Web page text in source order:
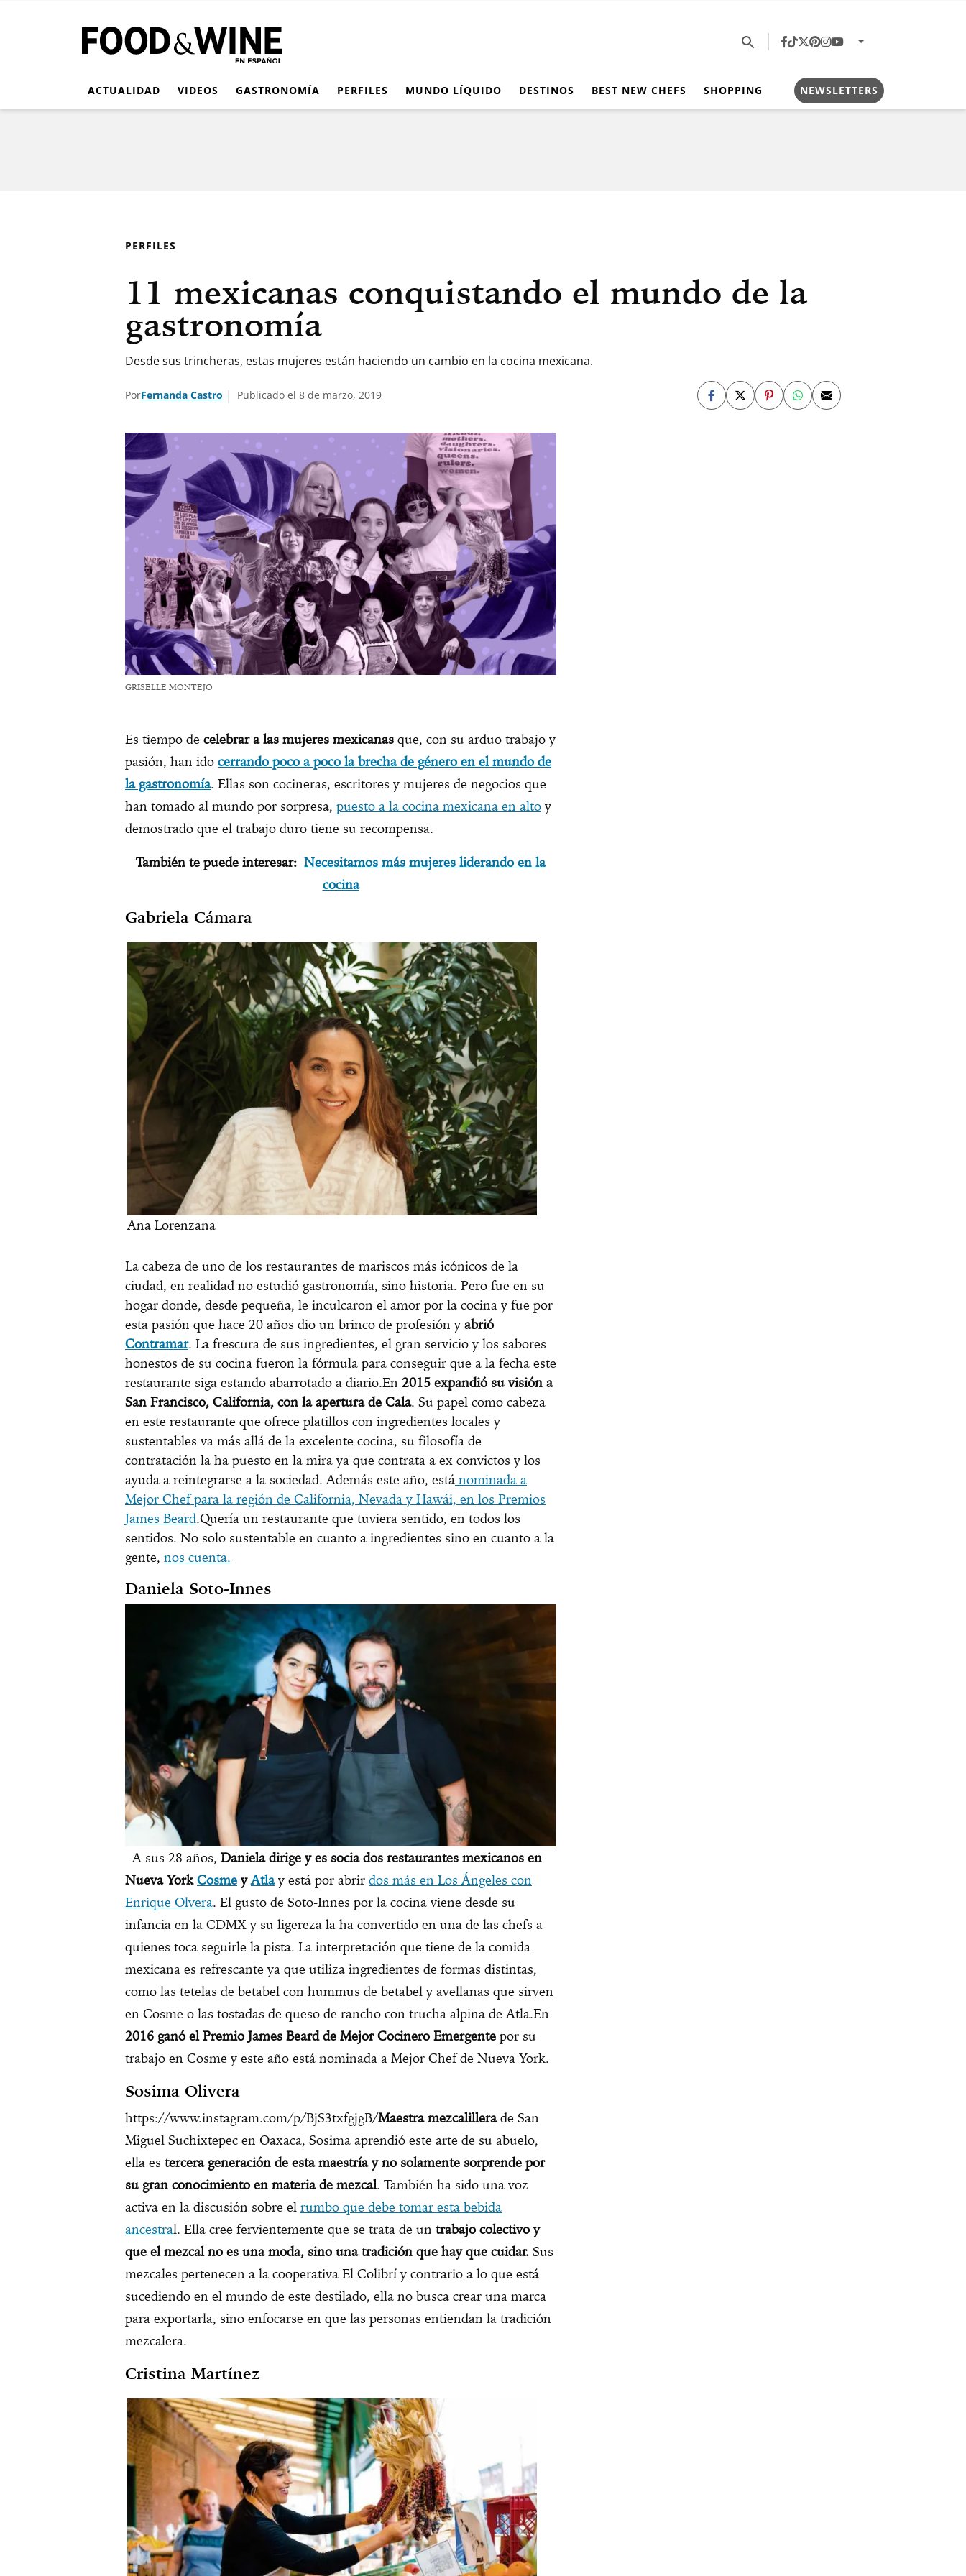
ACTUALIDAD VIDEOS GASTRONOMÍA PERFILES MUNDO LÍQUIDO DESTINOS BEST NEW CHEFS SHOPPING NEWSLETTERS
PERFILES
11 mexicanas conquistando el mundo de la
gastronomía
Desde sus trincheras, estas mujeres están haciendo un cambio en la cocina mexicana.
PorFernanda Castro Publicado el 8 de marzo, 2019
GRISELLE MONTEJO
Es tiempo de celebrar a las mujeres mexicanas que, con su arduo trabajo y
pasión, han ido cerrando poco a poco la brecha de género en el mundo de
la gastronomía. Ellas son cocineras, escritores y mujeres de negocios que
han tomado al mundo por sorpresa, puesto a la cocina mexicana en alto y
demostrado que el trabajo duro tiene su recompensa.
También te puede interesar: Necesitamos más mujeres liderando en la
cocina
Gabriela Cámara
Ana Lorenzana
La cabeza de uno de los restaurantes de mariscos más icónicos de la
ciudad, en realidad no estudió gastronomía, sino historia. Pero fue en su
hogar donde, desde pequeña, le inculcaron el amor por la cocina y fue por
esta pasión que hace 20 años dio un brinco de profesión y abrió
Contramar. La frescura de sus ingredientes, el gran servicio y los sabores
honestos de su cocina fueron la fórmula para conseguir que a la fecha este
restaurante siga estando abarrotado a diario.En 2015 expandió su visión a
San Francisco, California, con la apertura de Cala. Su papel como cabeza
en este restaurante que ofrece platillos con ingredientes locales y
sustentables va más allá de la excelente cocina, su filosofía de
contratación la ha puesto en la mira ya que contrata a ex convictos y los
ayuda a reintegrarse a la sociedad. Además este año, está nominada a
Mejor Chef para la región de California, Nevada y Hawái, en los Premios
James Beard.Quería un restaurante que tuviera sentido, en todos los
sentidos. No solo sustentable en cuanto a ingredientes sino en cuanto a la
gente, nos cuenta.
Daniela Soto-Innes
A sus 28 años, Daniela dirige y es socia dos restaurantes mexicanos en
Nueva YorkCosme yAtlay está por abrir dos más en Los Ángeles con
Enrique Olvera. El gusto de Soto-Innes por la cocina viene desde su
infancia en la CDMX y su ligereza la ha convertido en una de las chefs a
quienes toca seguirle la pista. La interpretación que tiene de la comida
mexicana es refrescante ya que utiliza ingredientes de formas distintas,
como las tetelas de betabel con hummus de betabel y avellanas que sirven
en Cosme o las tostadas de queso de rancho con trucha alpina de Atla.En
2016 ganó el Premio James Beard de Mejor Cocinero Emergente por su
trabajo en Cosme y este año está nominada a Mejor Chef de Nueva York.
Sosima Olivera
https://www.instagram.com/p/BjS3txfgjgB/Maestra mezcalillerade San
Miguel Suchixtepec en Oaxaca, Sosima aprendió este arte de su abuelo,
ella es tercera generación de esta maestría y no solamente sorprende por
su gran conocimiento en materia de mezcal. También ha sido una voz
activa en la discusión sobre el rumbo que debe tomar esta bebida
ancestral. Ella cree fervientemente que se trata de un trabajo colectivo y
que el mezcal no es una moda, sino una tradición que hay que cuidar. Sus
mezcales pertenecen a la cooperativa El Colibrí y contrario a lo que está
sucediendo en el mundo de este destilado, ella no busca crear una marca
para exportarla, sino enfocarse en que las personas entiendan la tradición
mezcalera.
Cristina Martínez